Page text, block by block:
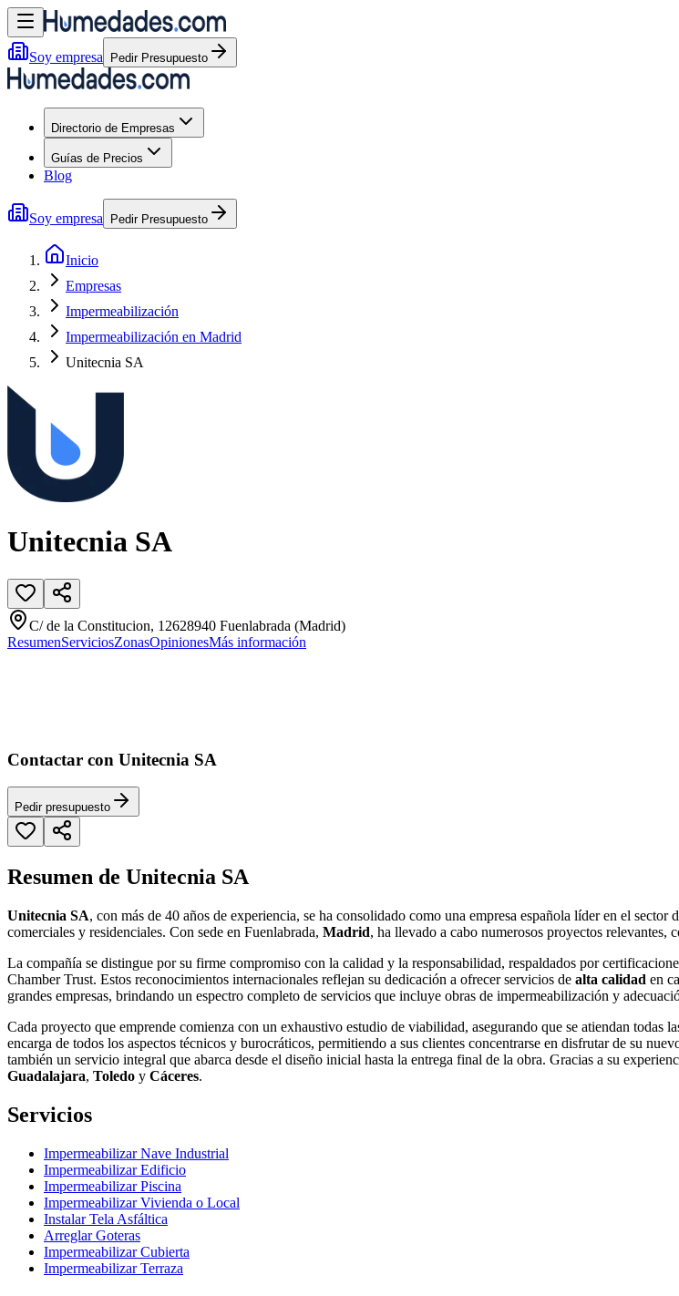
Soy empresa Pedir Presupuesto
Directorio de Empresas
Guías de Precios
Blog
Soy empresa Pedir Presupuesto
Inicio
Empresas
Impermeabilización
Impermeabilización en Madrid
Unitecnia SA
Unitecnia SA
C/ de la Constitucion, 12628940 Fuenlabrada (Madrid)
ResumenServiciosZonasOpinionesMás información
Contactar con Unitecnia SA
Pedir presupuesto
Resumen de Unitecnia SA
Unitecnia SA, con más de 40 años de experiencia, se ha consolidado como una empresa española líder en el sector
comerciales y residenciales. Con sede en Fuenlabrada, Madrid, ha llevado a cabo numerosos proyectos relevantes,
La compañía se distingue por su firme compromiso con la calidad y la responsabilidad, respaldados por
Chamber Trust. Estos reconocimientos internacionales reflejan su dedicación a ofrecer servicios de alta calidad en
grandes empresas, brindando un espectro completo de servicios que incluye obras de impermeabilización y
Cada proyecto que emprende comienza con un exhaustivo estudio de viabilidad, asegurando que se atiendan todas
encarga de todos los aspectos técnicos y burocráticos, permitiendo a sus clientes concentrarse en disfrutar de su
también un servicio integral que abarca desde el diseño inicial hasta la entrega final de la obra. Gracias a su
Guadalajara, Toledo y Cáceres.
Servicios
Impermeabilizar Nave Industrial
Impermeabilizar Edificio
Impermeabilizar Piscina
Impermeabilizar Vivienda o Local
Instalar Tela Asfáltica
Arreglar Goteras
Impermeabilizar Cubierta
Impermeabilizar Terraza